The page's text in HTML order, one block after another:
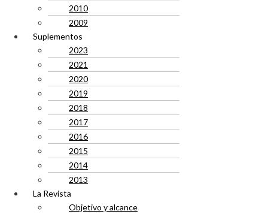
2010
2009
Suplementos
2023
2021
2020
2019
2018
2017
2016
2015
2014
2013
La Revista
Objetivo y alcance